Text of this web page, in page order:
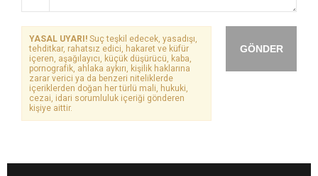
GÖNDER
YASAL UYARI! Suç teşkil edecek, yasadışı,
tehditkar, rahatsız edici, hakaret ve küfür
içeren, aşağılayıcı, küçük düşürücü, kaba,
pornografik, ahlaka aykırı, kişilik haklarına
zarar verici ya da benzeri niteliklerde
içeriklerden doğan her türlü mali, hukuki,
cezai, idari sorumluluk içeriği gönderen
kişiye aittir.